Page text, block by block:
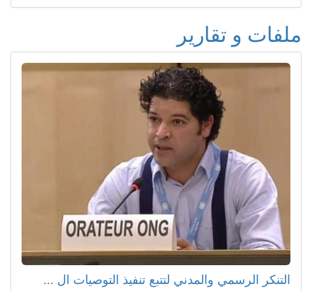
ملفات و تقارير
التنكر الرسمي والمدني لتتبع تنفيذ التوصيات ال ...